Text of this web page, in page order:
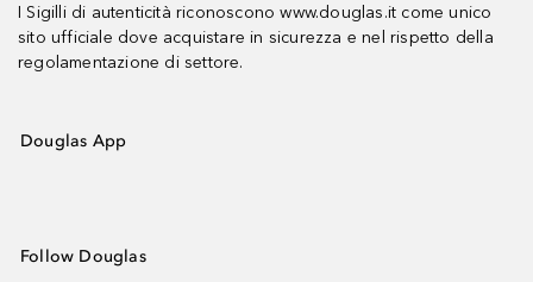
I Sigilli di autenticità riconoscono www.douglas.it come unico
sito ufficiale dove acquistare in sicurezza e nel rispetto della
regolamentazione di settore.
Douglas App
Follow Douglas